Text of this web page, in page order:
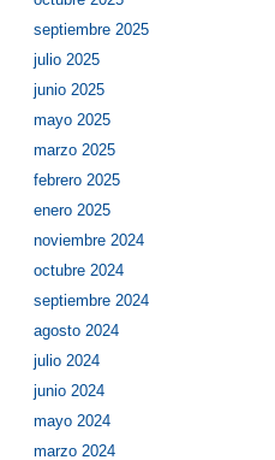
septiembre 2025
julio 2025
junio 2025
mayo 2025
marzo 2025
febrero 2025
enero 2025
noviembre 2024
octubre 2024
septiembre 2024
agosto 2024
julio 2024
junio 2024
mayo 2024
marzo 2024